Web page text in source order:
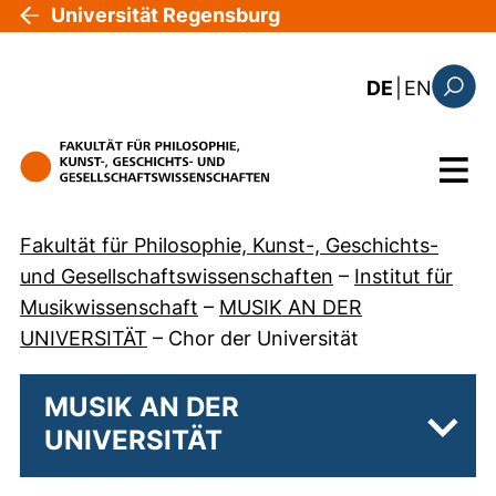
Direkt zum Inhalt
Universität Regensburg
DE EN: the
Menü
Fakultät für Philosophie, Kunst-, Geschichts-
und Gesellschaftswissenschaften – Institut für
Musikwissenschaft – MUSIK AN DER
UNIVERSITÄT – Chor der Universität
MUSIK AN DER
UNIVERSITÄT